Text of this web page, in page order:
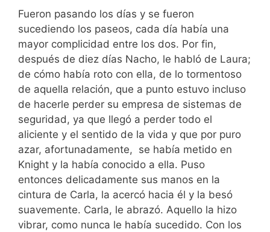
Fueron pasando los días y se fueron
sucediendo los paseos, cada día había una
mayor complicidad entre los dos. Por fin,
después de diez días Nacho, le habló de Laura;
de cómo había roto con ella, de lo tormentoso
de aquella relación, que a punto estuvo incluso
de hacerle perder su empresa de sistemas de
seguridad, ya que llegó a perder todo el
aliciente y el sentido de la vida y que por puro
azar, afortunadamente, se había metido en
Knight y la había conocido a ella. Puso
entonces delicadamente sus manos en la
cintura de Carla, la acercó hacia él y la besó
suavemente. Carla, le abrazó. Aquello la hizo
vibrar, como nunca le había sucedido. Con los